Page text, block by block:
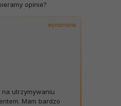
opinie?
wyróżniona
utrzymywaniu
Mam bardzo